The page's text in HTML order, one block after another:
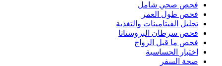
فحص صحي شامل
فحص طول العمر
تحليل الفيتامينات والتغذية
فحص سرطان البروستاتا
فحص ما قبل الزواج
اختبار الحساسية
صحة السفر